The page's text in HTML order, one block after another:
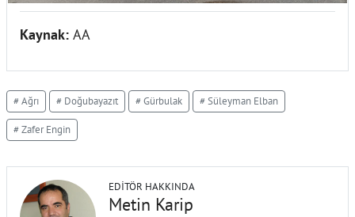
Kaynak: AA
# Ağrı # Doğubayazıt # Gürbulak # Süleyman Elban
# Zafer Engin
EDITÖR HAKKINDA
Metin Karip